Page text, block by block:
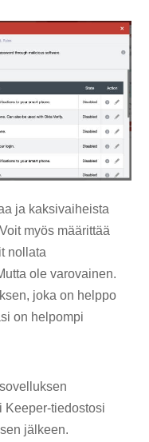
ja kaksivaiheista
myös määrittää
nollata
ole varovainen.
joka on helppo
on helpompi
Keeper-tiedostosi
jälkeen.